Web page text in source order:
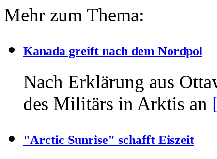
Mehr zum Thema:
Kanada greift nach dem Nordpol
Nach Erklärung aus
des Militärs in Arktis an
"Arctic Sunrise" schafft Eiszeit